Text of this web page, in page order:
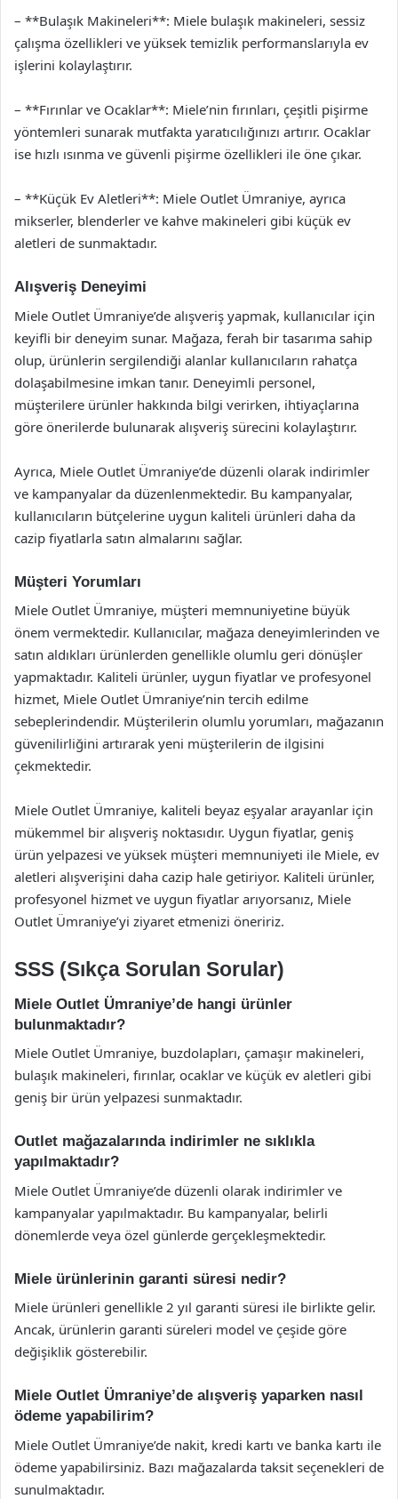
– **Bulaşık Makineleri**: Miele bulaşık makineleri, sessiz
çalışma özellikleri ve yüksek temizlik performanslarıyla ev
işlerini kolaylaştırır.
– **Fırınlar ve Ocaklar**: Miele’nin fırınları, çeşitli pişirme
yöntemleri sunarak mutfakta yaratıcılığınızı artırır. Ocaklar
ise hızlı ısınma ve güvenli pişirme özellikleri ile öne çıkar.
– **Küçük Ev Aletleri**: Miele Outlet Ümraniye, ayrıca
mikserler, blenderler ve kahve makineleri gibi küçük ev
aletleri de sunmaktadır.
Alışveriş Deneyimi
Miele Outlet Ümraniye’de alışveriş yapmak, kullanıcılar için
keyifli bir deneyim sunar. Mağaza, ferah bir tasarıma sahip
olup, ürünlerin sergilendiği alanlar kullanıcıların rahatça
dolaşabilmesine imkan tanır. Deneyimli personel,
müşterilere ürünler hakkında bilgi verirken, ihtiyaçlarına
göre önerilerde bulunarak alışveriş sürecini kolaylaştırır.
Ayrıca, Miele Outlet Ümraniye’de düzenli olarak indirimler
ve kampanyalar da düzenlenmektedir. Bu kampanyalar,
kullanıcıların bütçelerine uygun kaliteli ürünleri daha da
cazip fiyatlarla satın almalarını sağlar.
Müşteri Yorumları
Miele Outlet Ümraniye, müşteri memnuniyetine büyük
önem vermektedir. Kullanıcılar, mağaza deneyimlerinden ve
satın aldıkları ürünlerden genellikle olumlu geri dönüşler
yapmaktadır. Kaliteli ürünler, uygun fiyatlar ve profesyonel
hizmet, Miele Outlet Ümraniye’nin tercih edilme
sebeplerindendir. Müşterilerin olumlu yorumları, mağazanın
güvenilirliğini artırarak yeni müşterilerin de ilgisini
çekmektedir.
Miele Outlet Ümraniye, kaliteli beyaz eşyalar arayanlar için
mükemmel bir alışveriş noktasıdır. Uygun fiyatlar, geniş
ürün yelpazesi ve yüksek müşteri memnuniyeti ile Miele, ev
aletleri alışverişini daha cazip hale getiriyor. Kaliteli ürünler,
profesyonel hizmet ve uygun fiyatlar arıyorsanız, Miele
Outlet Ümraniye’yi ziyaret etmenizi öneririz.
SSS (Sıkça Sorulan Sorular)
Miele Outlet Ümraniye’de hangi ürünler
bulunmaktadır?
Miele Outlet Ümraniye, buzdolapları, çamaşır makineleri,
bulaşık makineleri, fırınlar, ocaklar ve küçük ev aletleri gibi
geniş bir ürün yelpazesi sunmaktadır.
Outlet mağazalarında indirimler ne sıklıkla
yapılmaktadır?
Miele Outlet Ümraniye’de düzenli olarak indirimler ve
kampanyalar yapılmaktadır. Bu kampanyalar, belirli
dönemlerde veya özel günlerde gerçekleşmektedir.
Miele ürünlerinin garanti süresi nedir?
Miele ürünleri genellikle 2 yıl garanti süresi ile birlikte gelir.
Ancak, ürünlerin garanti süreleri model ve çeşide göre
değişiklik gösterebilir.
Miele Outlet Ümraniye’de alışveriş yaparken nasıl
ödeme yapabilirim?
Miele Outlet Ümraniye’de nakit, kredi kartı ve banka kartı ile
ödeme yapabilirsiniz. Bazı mağazalarda taksit seçenekleri de
sunulmaktadır.